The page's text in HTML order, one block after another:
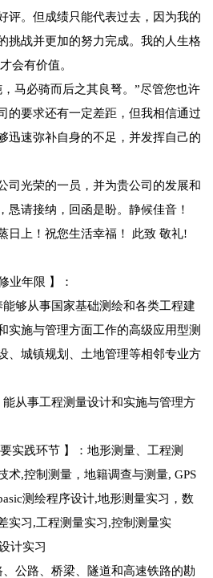
评。但成绩只能代表过去，因为我的
挑战并更加的努力完成。我的人生格
会有价值。
马必骑而后之其良弩。”尽管您也许
的要求还有一定差距，但我相信通过
迅速弥补自身的不足，并发挥自己的
司光荣的一员，并为贵公司的发展和
恳请接纳，回函是盼。静候佳音！
日上！祝您生活幸福！ 此致 敬礼!
业年限 】：
能够从事国家基础测绘和各类工程建
实施与管理方面工作的高级应用型测
、城镇规划、土地管理等相邻专业方
能从事工程测量设计和实施与管理方
实践环节 】：地形测量、工程测
术,控制测量，地籍调查与测量, GPS
测绘程序设计,地形测量实习，数
实习,工程测量实习,控制测量实
计实习
、公路、桥梁、隧道和高速铁路的勘